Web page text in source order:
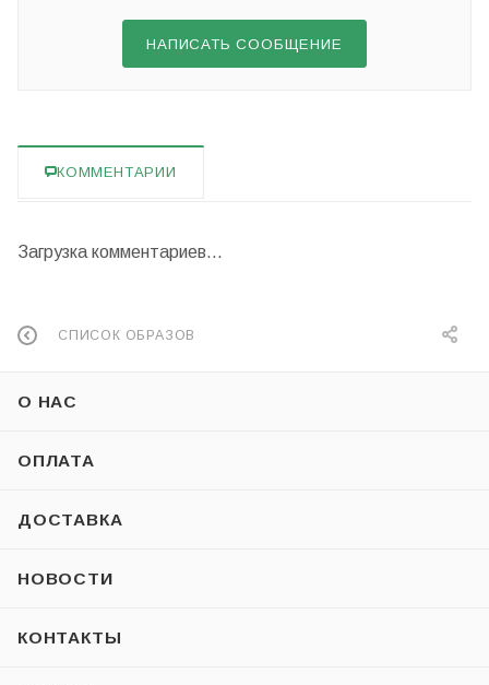
НАПИСАТЬ СООБЩЕНИЕ
КОММЕНТАРИИ
Загрузка комментариев...
СПИСОК ОБРАЗОВ
О НАС
ОПЛАТА
ДОСТАВКА
НОВОСТИ
КОНТАКТЫ